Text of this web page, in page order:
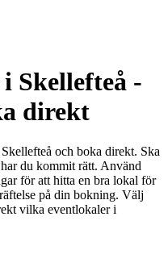
Skellefteå -
direkt
och boka direkt. Ska
du kommit rätt. Använd
för att hitta en bra lokal för
på din bokning. Välj
vilka eventlokaler i